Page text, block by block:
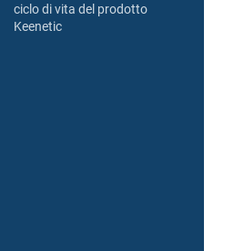
ciclo di vita del prodotto
Keenetic